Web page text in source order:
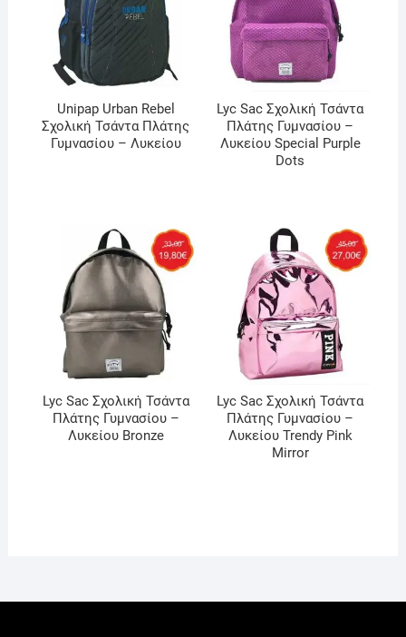
Unipap Urban Rebel
Σχολική Τσάντα Πλάτης
Γυμνασίου – Λυκείου
Lyc Sac Σχολική Τσάντα
Πλάτης Γυμνασίου –
Λυκείου Special Purple
Dots
Lyc Sac Σχολική Τσάντα
Πλάτης Γυμνασίου –
Λυκείου Bronze
Lyc Sac Σχολική Τσάντα
Πλάτης Γυμνασίου –
Λυκείου Trendy Pink
Mirror